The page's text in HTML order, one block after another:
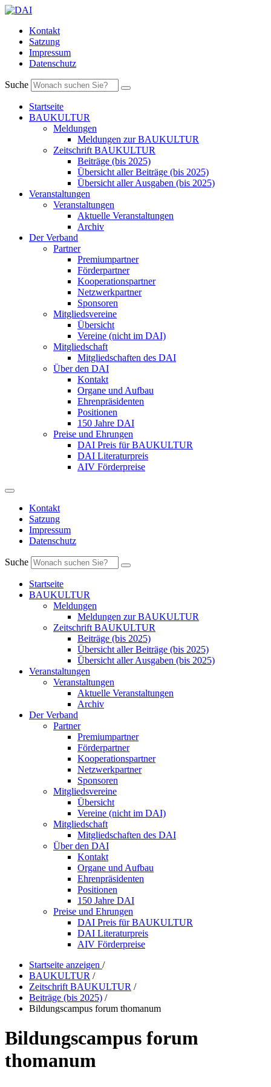
Kontakt
Satzung
Impressum
Datenschutz
Suche
Startseite
BAUKULTUR
Meldungen
Meldungen zur BAUKULTUR
Zeitschrift BAUKULTUR
Beiträge (bis 2025)
Übersicht aller Beiträge (bis 2025)
Übersicht aller Ausgaben (bis 2025)
Veranstaltungen
Veranstaltungen
Aktuelle Veranstaltungen
Archiv
Der Verband
Partner
Premiumpartner
Förderpartner
Kooperationspartner
Netzwerkpartner
Sponsoren
Mitgliedsvereine
Übersicht
Vereine (nicht im DAI)
Mitgliedschaft
Mitgliedschaften des DAI
Über den DAI
Kontakt
Organe und Aufbau
Ehrenpräsidenten
Positionen
150 Jahre DAI
Preise und Ehrungen
DAI Preis für BAUKULTUR
DAI Literaturpreis
AIV Förderpreise
Kontakt
Satzung
Impressum
Datenschutz
Suche
Startseite
BAUKULTUR
Meldungen
Meldungen zur BAUKULTUR
Zeitschrift BAUKULTUR
Beiträge (bis 2025)
Übersicht aller Beiträge (bis 2025)
Übersicht aller Ausgaben (bis 2025)
Veranstaltungen
Veranstaltungen
Aktuelle Veranstaltungen
Archiv
Der Verband
Partner
Premiumpartner
Förderpartner
Kooperationspartner
Netzwerkpartner
Sponsoren
Mitgliedsvereine
Übersicht
Vereine (nicht im DAI)
Mitgliedschaft
Mitgliedschaften des DAI
Über den DAI
Kontakt
Organe und Aufbau
Ehrenpräsidenten
Positionen
150 Jahre DAI
Preise und Ehrungen
DAI Preis für BAUKULTUR
DAI Literaturpreis
AIV Förderpreise
Startseite anzeigen /
BAUKULTUR /
Zeitschrift BAUKULTUR /
Beiträge (bis 2025) /
Bildungscampus forum thomanum
Bildungscampus forum
thomanum